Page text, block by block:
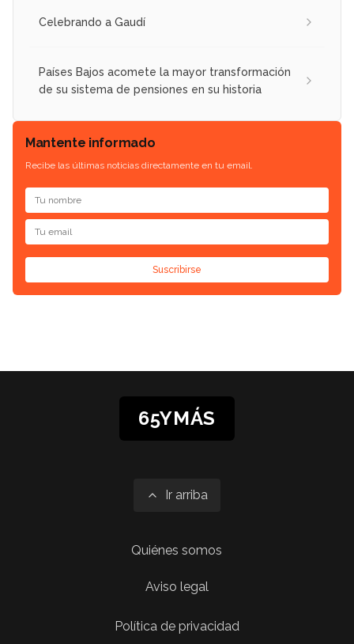
Celebrando a Gaudí
Países Bajos acomete la mayor transformación
de su sistema de pensiones en su historia
Mantente informado
Recibe las últimas noticias directamente en tu email.
Suscribirse
65YMÁS
Ir arriba
Quiénes somos
Aviso legal
Política de privacidad